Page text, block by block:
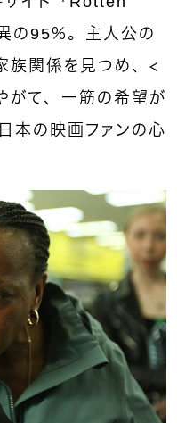
の95％。主人公の
族関係を見つめ、＜
やがて、一筋の希望が
本の映画ファンの心